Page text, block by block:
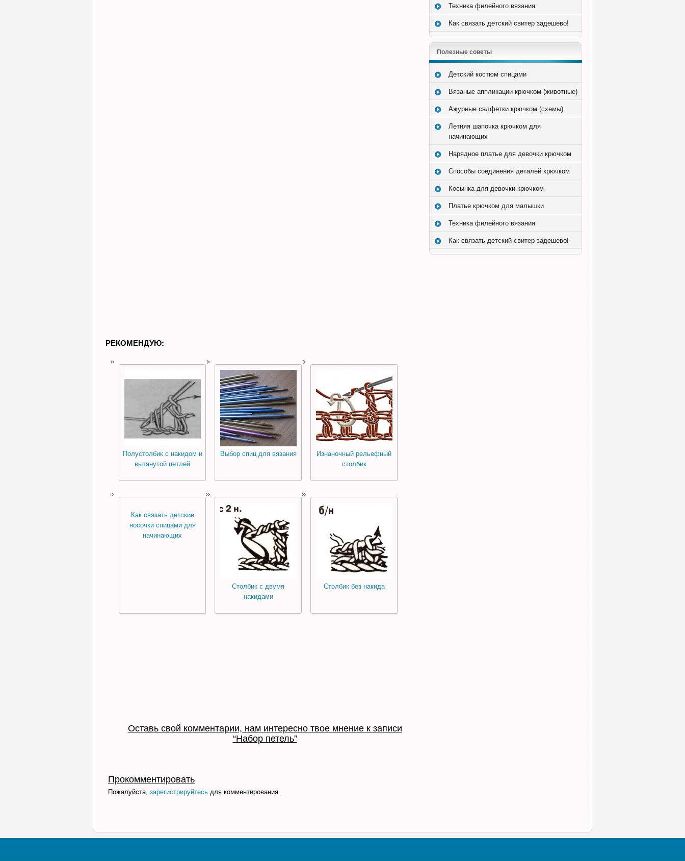
Техника филейного вязания
Как связать детский свитер задешево!
Полезные советы
Детский костюм спицами
Вязаные аппликации крючком (животные)
Ажурные салфетки крючком (схемы)
Летняя шапочка крючком для
начинающих
Нарядное платье для девочки крючком
Способы соединения деталей крючком
Косынка для девочки крючком
Платье крючком для малышки
Техника филейного вязания
Как связать детский свитер задешево!
РЕКОМЕНДУЮ:
Полустолбик с накидом и
вытянутой петлей
Выбор спиц для вязания
Изнаночный рельефный
столбик
Как связать детские
носочки спицами для
начинающих
Столбик с двумя
накидами
Столбик без накида
Оставь свой комментарии, нам интересно твое мнение к записи
“Набор петель”
Прокомментировать
Пожалуйста, зарегистрируйтесь для комментирования.